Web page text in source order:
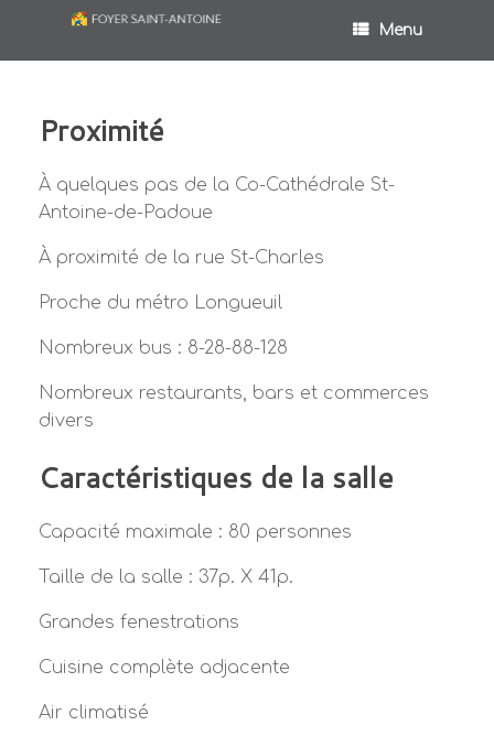
Menu
Proximité
À quelques pas de la Co-Cathédrale St-
Antoine-de-Padoue
À proximité de la rue St-Charles
Proche du métro Longueuil
Nombreux bus : 8-28-88-128
Nombreux restaurants, bars et commerces
divers
Caractéristiques de la salle
Capacité maximale : 80 personnes
Taille de la salle : 37p. X 41p.
Grandes fenestrations
Cuisine complète adjacente
Air climatisé